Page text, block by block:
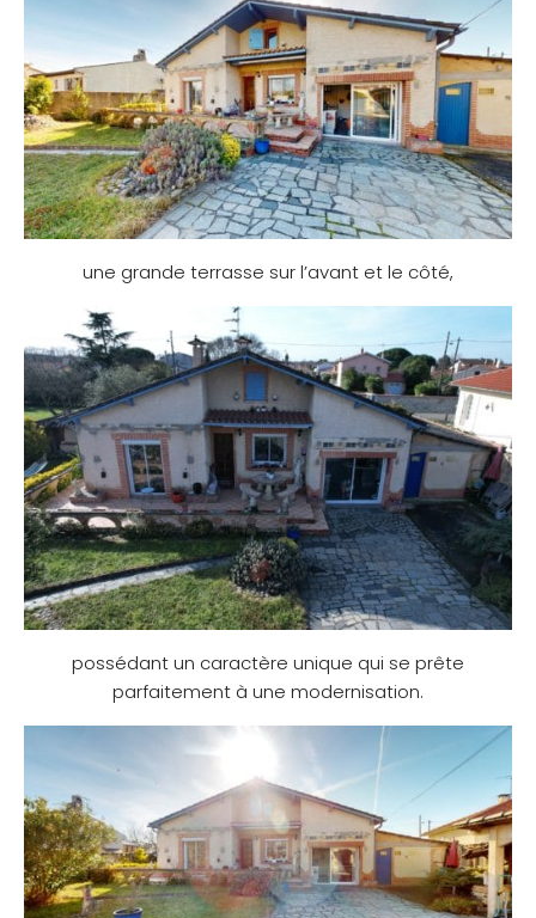
une grande terrasse sur l’avant et le côté,
possédant un caractère unique qui se prête
parfaitement à une modernisation.